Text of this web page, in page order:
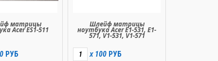
матрицы
Acer ES1-511
РУБ
Шлейф матрицы
ноутбука Acer E1-531, E1-
571, V1-531, V1-571
X 100 РУБ